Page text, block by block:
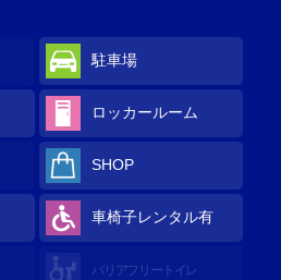
駐車場
ロッカールーム
SHOP
車椅子レンタル有
バリアフリートイレ